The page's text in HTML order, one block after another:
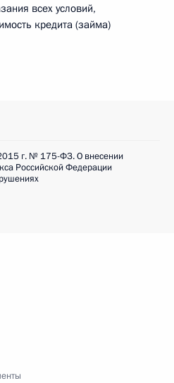
всех условий,
кредита (займа)
г. № 175-ФЗ. О внесении
Российской Федерации